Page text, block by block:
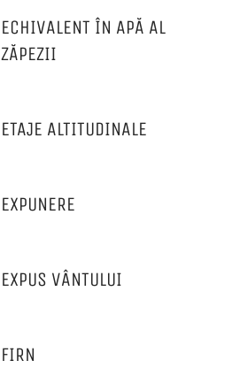
ECHIVALENT ÎN APĂ AL
ZĂPEZII
ETAJE ALTITUDINALE
EXPUNERE
EXPUS VÂNTULUI
FIRN